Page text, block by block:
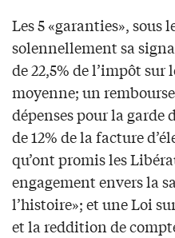
Les 5 «garanties», sous
solennellement sa
de 22,5% de l’impôt sur
moyenne; un
dépenses pour la garde
de 12% de la facture
qu’ont promis les
engagement envers la
l’histoire»; et une Loi
et la reddition de